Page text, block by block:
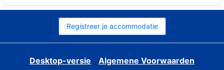
Registreer je accommodatie
Desktop-versie
Algemene Voorwaarden